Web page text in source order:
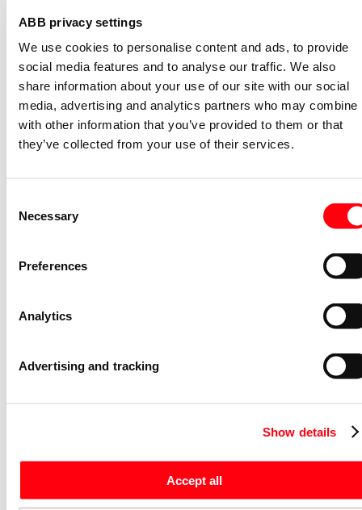
ABB privacy settings
We use cookies to personalise content and ads, to provide
social media features and to analyse our traffic. We also
share information about your use of our site with our social
media, advertising and analytics partners who may combine
with other information that you’ve provided to them or that
they’ve collected from your use of their services.
Selection
Necessary
Preferences
Analytics
Advertising and tracking
Show details
Accept all
Niet voorraadhoudend - Courant
Nevenapparaat modulair System pro M
compact Hulpcontact aan de
2NO
S2C-H6-20R
2CDS200946R0002
Niet voorraadhoudend - Courant
vermogensschakelaar System pro M
compact Through the door operator
Niet voorraadhoudend - Courant
Niet voorraadhoudend - Courant